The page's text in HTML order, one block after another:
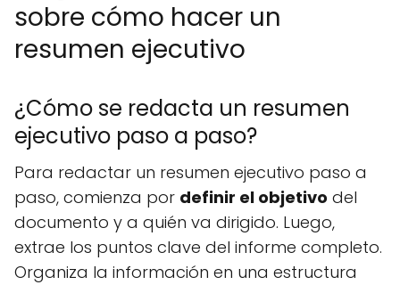
sobre cómo hacer un
resumen ejecutivo
¿Cómo se redacta un resumen
ejecutivo paso a paso?
Para redactar un resumen ejecutivo paso a
paso, comienza por definir el objetivo del
documento y a quién va dirigido. Luego,
extrae los puntos clave del informe completo.
Organiza la información en una estructura